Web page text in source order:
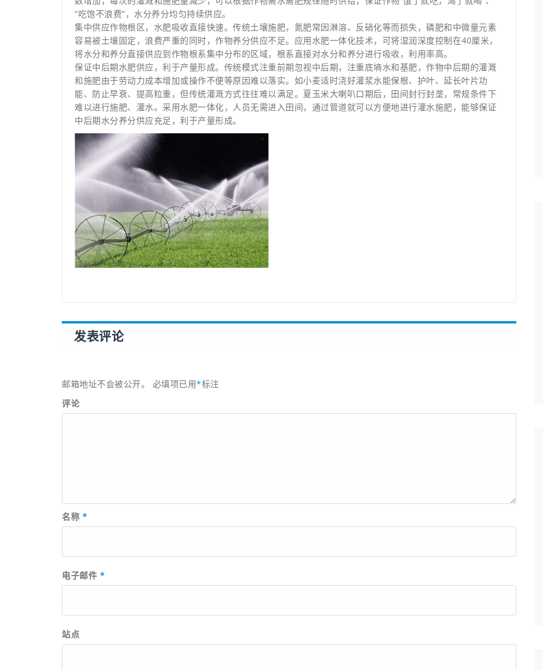
“吃饱不浪费”，水分养分均匀持续供应。
集中供应作物根区，水肥吸收直接快速。传统土壤施肥，氮肥常因淋溶、反硝化等而损失，磷肥和中微量元素
容易被土壤固定，浪费严重的同时，作物养分供应不足。应用水肥一体化技术，可将湿润深度控制在40厘米，
将水分和养分直接供应到作物根系集中分布的区域，根系直接对水分和养分进行吸收，利用率高。
保证中后期水肥供应，利于产量形成。传统模式注重前期忽视中后期，注重底墒水和基肥，作物中后期的灌溉
和施肥由于劳动力成本增加或操作不便等原因难以落实。如小麦适时浇好灌浆水能保根、护叶、延长叶片功
能、防止早衰、提高粒重，但传统灌溉方式往往难以满足。夏玉米大喇叭口期后，田间封行封垄，常规条件下
难以进行施肥、灌水。采用水肥一体化，人员无需进入田间，通过管道就可以方便地进行灌水施肥，能够保证
中后期水分养分供应充足，利于产量形成。
发表评论
邮箱地址不会被公开。 必填项已用*标注
评论
名称 *
电子邮件 *
站点